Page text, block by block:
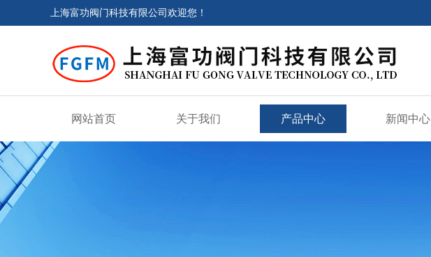
上海富功阀门科技有限公司欢迎您！
网站首页 关于我们 产品中心 新闻中心